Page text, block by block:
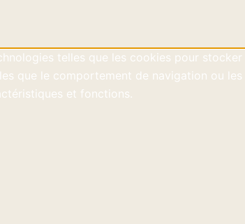
telles que les cookies pour
que le comportement de navigation ou
et fonctions.